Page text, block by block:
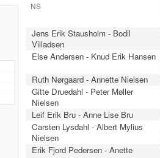
NS
Jens Erik Stausholm - Bodil
Villadsen
Else Andersen - Knud Erik Hansen
Ruth Nørgaard - Annette Nielsen
Gitte Druedahl - Peter Møller
Nielsen
Leif Erik Bru - Anne Lise Bru
Carsten Lysdahl - Albert Mylius
Nielsen
Erik Fjord Pedersen - Anette